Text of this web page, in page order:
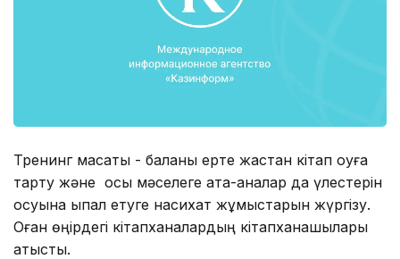
Тренинг мақсаты - баланы ерте жастан кітап оқуға
тарту және осы мәселеге ата-аналар да үлестерін
қосуына ықпал етуге насихат жұмыстарын жүргізу.
Оған өңірдегі кітапханалардың кітапханашылары
қатысты.